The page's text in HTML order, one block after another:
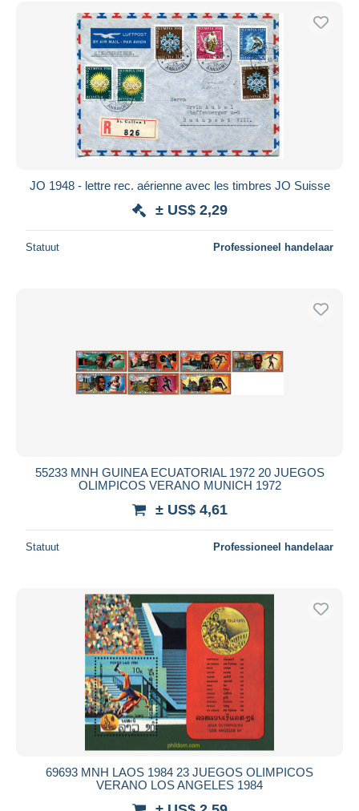
JO 1948 - lettre rec. aérienne avec les timbres JO Suisse
± US$ 2,29
Statuut Professioneel handelaar
55233 MNH GUINEA ECUATORIAL 1972 20 JUEGOS
OLIMPICOS VERANO MUNICH 1972
± US$ 4,61
Statuut Professioneel handelaar
69693 MNH LAOS 1984 23 JUEGOS OLIMPICOS
VERANO LOS ANGELES 1984